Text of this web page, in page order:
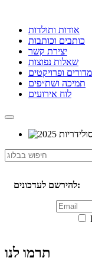
אודות ותולדות
כותבים וכותבות
יצירת קשר
שאלות נפוצות
מדורים ופרויקטים
תמיכה ושת״פים
לוח אירועים
להירשם לעדכונים:
תרמו לנו